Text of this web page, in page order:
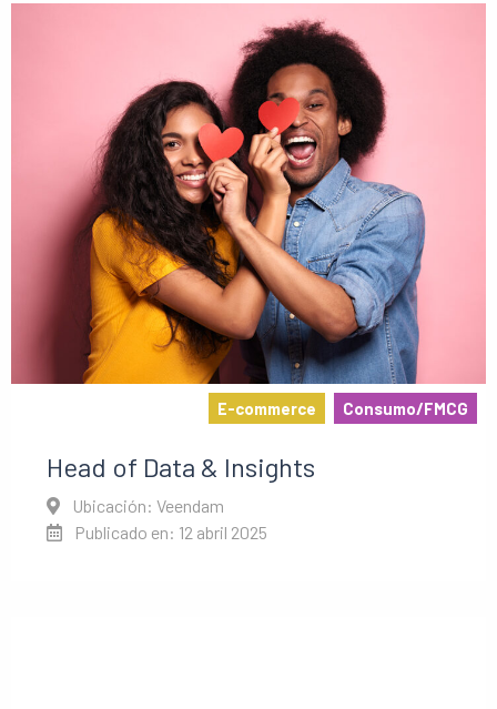
E-commerce Consumo/FMCG
Head of Data & Insights
Ubicación: Veendam
Publicado en: 12 abril 2025